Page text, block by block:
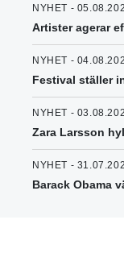
NYHET -
Artister agerar
NYHET -
Festival ställer
NYHET -
Zara Larsson
NYHET -
Barack Obama